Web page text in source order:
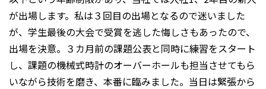
が出場します。私は３回目の出場となるので迷いました
が、学生最後の大会で受賞を逃した悔しさもあったので、
出場を決意。３カ月前の課題公表と同時に練習をスタート
し、課題の機械式時計のオーバーホールも担当させてもら
いながら技術を磨き、本番に臨みました。当日は緊張から